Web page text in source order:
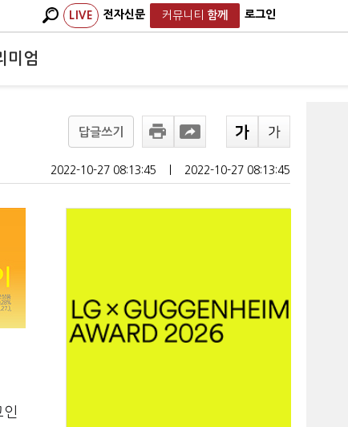
LIVE 전자신문 커뮤니티 함께 로그인
미엄
답글쓰기
2022-10-27 08:13:45 2022-10-27 08:13:45
인